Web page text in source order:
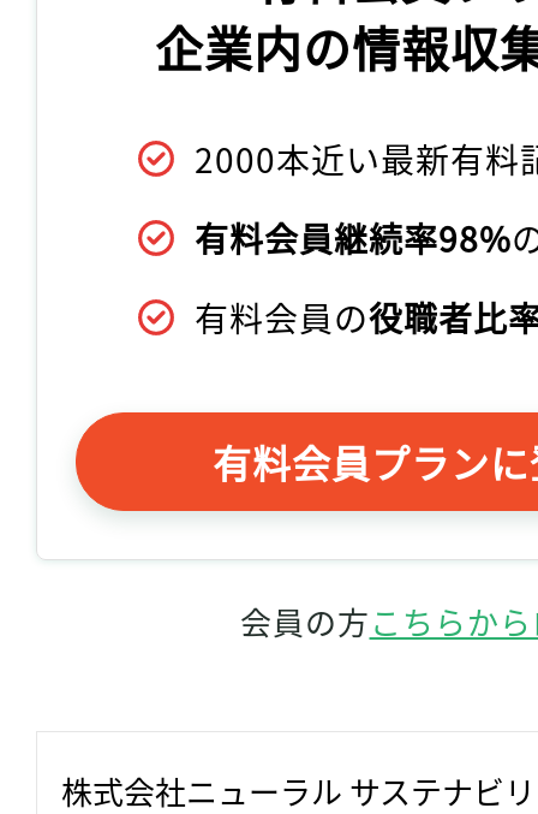
企業内の情報収
2000本近い最新有料
有料会員継続率98%
有料会員の役職者比
有料会員プラン
会員の方こちらか
株式会社ニューラル サステナビ